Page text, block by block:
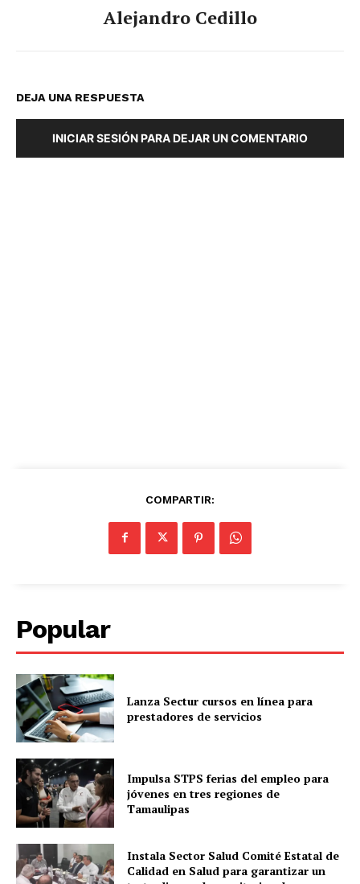
Alejandro Cedillo
DEJA UNA RESPUESTA
INICIAR SESIÓN PARA DEJAR UN COMENTARIO
COMPARTIR:
Popular
Lanza Sectur cursos en línea para
prestadores de servicios
Impulsa STPS ferias del empleo para
jóvenes en tres regiones de
Tamaulipas
Instala Sector Salud Comité Estatal de
Calidad en Salud para garantizar un